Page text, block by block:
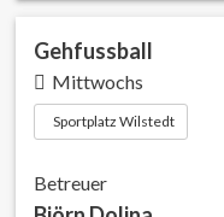
Gehfussball
Mittwochs
Sportplatz Wilstedt
Betreuer